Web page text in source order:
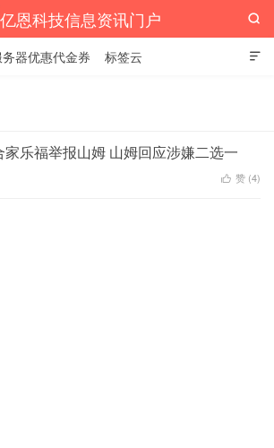
恩科技信息资讯门户

器优惠代金券 标签云

家乐福举报山姆 山姆回应涉嫌二选一
 赞 (4)